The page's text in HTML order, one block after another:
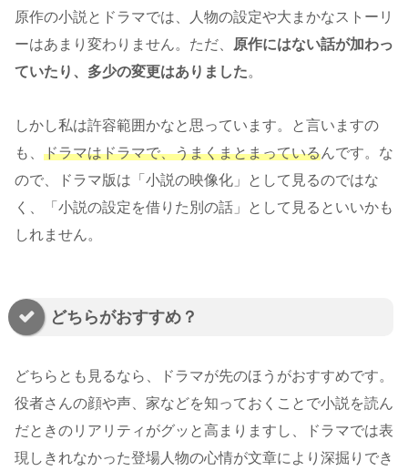
原作の小説とドラマでは、人物の設定や大まかなストーリ
ーはあまり変わりません。ただ、
原作にはない話が加わっ
ていたり、多少の変更はありました。
しかし私は許容範囲かなと思っています。と言いますの
も、 ドラマはドラマで、うまくまとまっているんです。な
ので、ドラマ版は「小説の映像化」として見るのではな
く、「小説の設定を借りた別の話」として見るといいかも
しれません。
どちらがおすすめ？
どちらとも見るなら、ドラマが先のほうがおすすめです。
役者さんの顔や声、家などを知っておくことで小説を読ん
だときのリアリティがグッと高まりますし、ドラマでは表
現しきれなかった登場人物の心情が文章により深掘りでき